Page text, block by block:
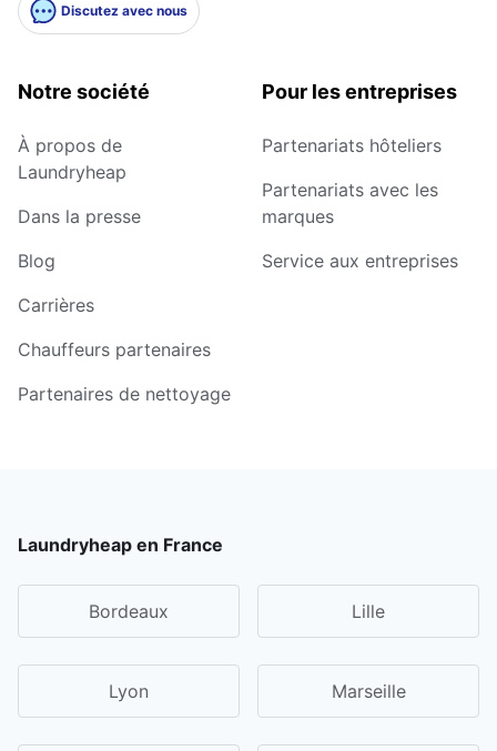
Discutez avec nous
Notre société
À propos de
Laundryheap
Dans la presse
Blog
Carrières
Chauffeurs partenaires
Partenaires de nettoyage
Pour les entreprises
Partenariats hôteliers
Partenariats avec les
marques
Service aux entreprises
Laundryheap en France
Bordeaux Lille
Lyon Marseille